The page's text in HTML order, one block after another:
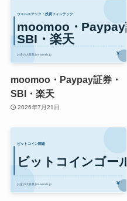
moomoo・Paypay証券・
SBI・楽天
2026年7月21日